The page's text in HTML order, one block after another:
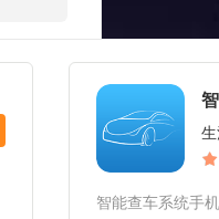
智能查车系统手